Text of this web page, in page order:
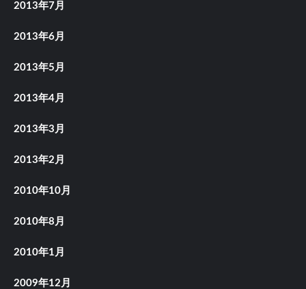
2013年7月
2013年6月
2013年5月
2013年4月
2013年3月
2013年2月
2010年10月
2010年8月
2010年1月
2009年12月